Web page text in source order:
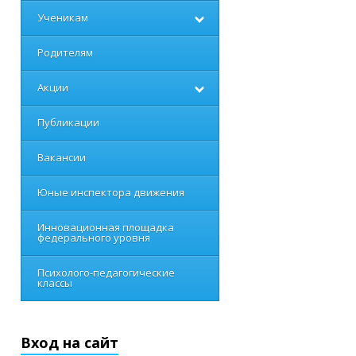
Ученикам
Родителям
Акции
Публикации
Вакансии
Юные инспектора движения
Инновационная площадка
федерального уровня
Психолого-педагогические
классы
Вход на сайт